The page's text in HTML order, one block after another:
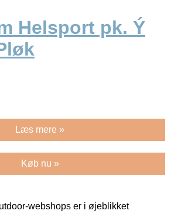
Helsport pk. Ý
Læs mere »
Køb nu »
webshops er i øjeblikket